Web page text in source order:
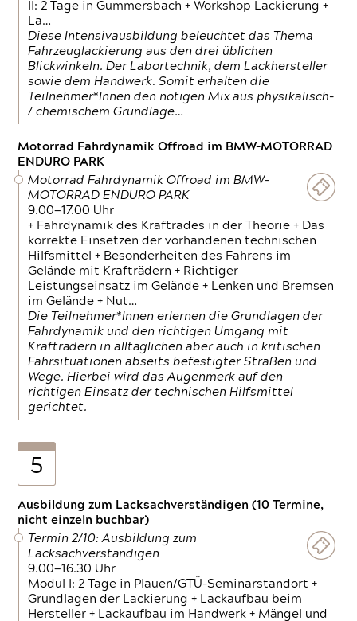
II: 2 Tage in Gummersbach + Workshop Lackierung +
La…
Diese Intensivausbildung beleuchtet das Thema
Fahrzeuglackierung aus den drei üblichen
Blickwinkeln. Der Labortechnik, dem Lackhersteller
sowie dem Handwerk. Somit erhalten die
Teilnehmer*Innen den nötigen Mix aus physikalisch-
/ chemischem Grundlage…
Motorrad Fahrdynamik Offroad im BMW-MOTORRAD
ENDURO PARK
Motorrad Fahrdynamik Offroad im BMW-
MOTORRAD ENDURO PARK
9.00—17.00 Uhr
+ Fahrdynamik des Kraftrades in der Theorie + Das
korrekte Einsetzen der vorhandenen technischen
Hilfsmittel + Besonderheiten des Fahrens im
Gelände mit Krafträdern + Richtiger
Leistungseinsatz im Gelände + Lenken und Bremsen
im Gelände + Nut…
Die Teilnehmer*Innen erlernen die Grundlagen der
Fahrdynamik und den richtigen Umgang mit
Krafträdern in alltäglichen aber auch in kritischen
Fahrsituationen abseits befestigter Straßen und
Wege. Hierbei wird das Augenmerk auf den
richtigen Einsatz der technischen Hilfsmittel
gerichtet.
5
Ausbildung zum Lacksachverständigen (10 Termine,
nicht einzeln buchbar)
Termin 2/10: Ausbildung zum
Lacksachverständigen
9.00—16.30 Uhr
Modul I: 2 Tage in Plauen/GTÜ-Seminarstandort +
Grundlagen der Lackierung + Lackaufbau beim
Hersteller + Lackaufbau im Handwerk + Mängel und